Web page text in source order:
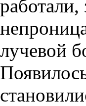
лучевой